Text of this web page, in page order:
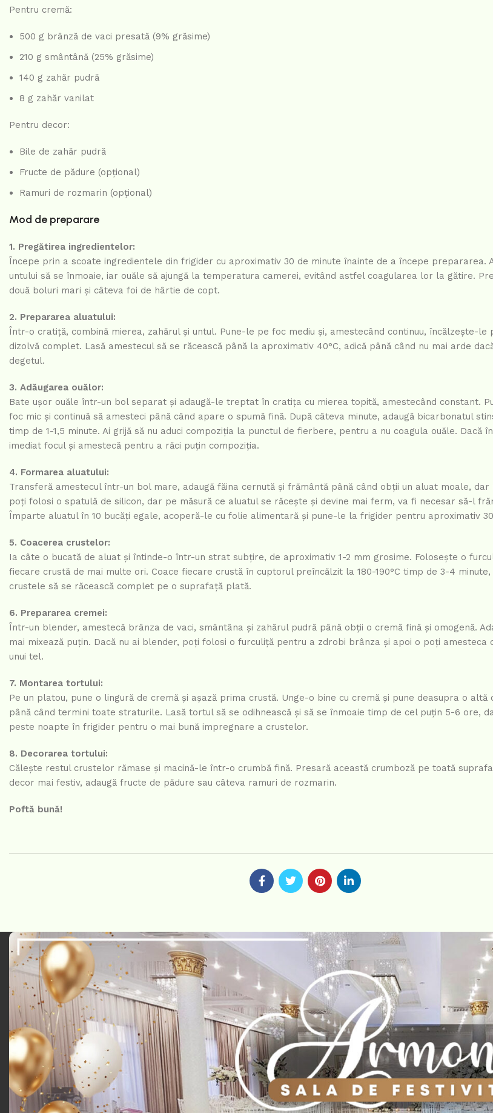
Pentru cremă:
500 g brânză de vaci presată (9% grăsime)
210 g smântână (25% grăsime)
140 g zahăr pudră
8 g zahăr vanilat
Pentru decor:
Bile de zahăr pudră
Fructe de pădure (opțional)
Ramuri de rozmarin (opțional)
Mod de preparare
1. Pregătirea ingredientelor:
Începe prin a scoate ingredientele din frigider cu aproximativ 30 de minute înainte de a începe prepararea.
untului să se înmoaie, iar ouăle să ajungă la temperatura camerei, evitând astfel coagularea lor la gătire.
două boluri mari și câteva foi de hârtie de copt.
2. Prepararea aluatului:
Într-o cratiță, combină mierea, zahărul și untul. Pune-le pe foc mediu și, amestecând continuu, încălzește-le
dizolvă complet. Lasă amestecul să se răcească până la aproximativ 40°C, adică până când nu mai arde
degetul.
3. Adăugarea ouălor:
Bate ușor ouăle într-un bol separat și adaugă-le treptat în cratița cu mierea topită, amestecând constant.
foc mic și continuă să amesteci până când apare o spumă fină. După câteva minute, adaugă bicarbonatul
timp de 1-1,5 minute. Ai grijă să nu aduci compoziția la punctul de fierbere, pentru a nu coagula ouăle. Dacă
imediat focul și amestecă pentru a răci puțin compoziția.
4. Formarea aluatului:
Transferă amestecul într-un bol mare, adaugă făina cernută și frământă până când obții un aluat moale, dar
poți folosi o spatulă de silicon, dar pe măsură ce aluatul se răcește și devine mai ferm, va fi necesar să-l
Împarte aluatul în 10 bucăți egale, acoperă-le cu folie alimentară și pune-le la frigider pentru aproximativ
5. Coacerea crustelor:
Ia câte o bucată de aluat și întinde-o într-un strat subțire, de aproximativ 1-2 mm grosime. Folosește o
fiecare crustă de mai multe ori. Coace fiecare crustă în cuptorul preîncălzit la 180-190°C timp de 3-4 minute,
crustele să se răcească complet pe o suprafață plată.
6. Prepararea cremei:
Într-un blender, amestecă brânza de vaci, smântâna și zahărul pudră până obții o cremă fină și omogenă.
mai mixează puțin. Dacă nu ai blender, poți folosi o furculiță pentru a zdrobi brânza și apoi o poți amesteca
unui tel.
7. Montarea tortului:
Pe un platou, pune o lingură de cremă și așază prima crustă. Unge-o bine cu cremă și pune deasupra o altă
până când termini toate straturile. Lasă tortul să se odihnească și să se înmoaie timp de cel puțin 5-6 ore,
peste noapte în frigider pentru o mai bună impregnare a crustelor.
8. Decorarea tortului:
Călește restul crustelor rămase și macină-le într-o crumbă fină. Presară această crumboză pe toată
decor mai festiv, adaugă fructe de pădure sau câteva ramuri de rozmarin.
Poftă bună!